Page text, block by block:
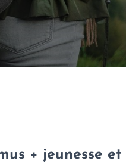
+ jeunesse